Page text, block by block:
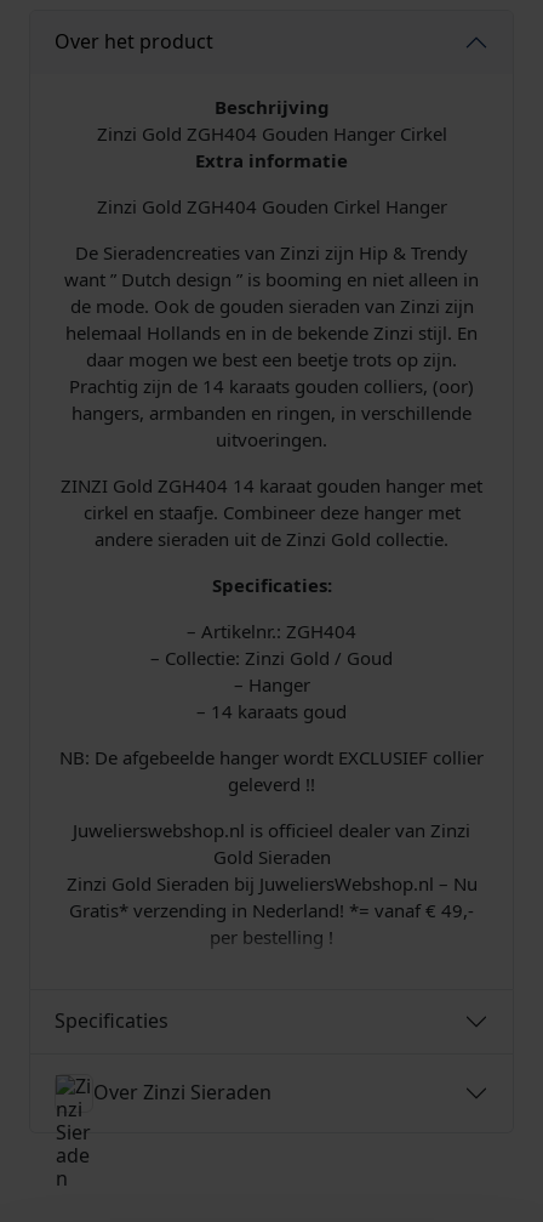
G
d
r
e
l
a
a
n
t
a
Over het product
Beschrijving
Zinzi Gold ZGH404 Gouden Hanger Cirkel
Extra informatie
Zinzi Gold ZGH404 Gouden Cirkel Hanger
De Sieradencreaties van Zinzi zijn Hip & Trendy
want ” Dutch design ” is booming en niet alleen in
de mode. Ook de gouden sieraden van Zinzi zijn
helemaal Hollands en in de bekende Zinzi stijl. En
daar mogen we best een beetje trots op zijn.
Prachtig zijn de 14 karaats gouden colliers, (oor)
hangers, armbanden en ringen, in verschillende
uitvoeringen.
ZINZI Gold ZGH404 14 karaat gouden hanger met
cirkel en staafje. Combineer deze hanger met
andere sieraden uit de Zinzi Gold collectie.
Specificaties:
– Artikelnr.: ZGH404
– Collectie: Zinzi Gold / Goud
– Hanger
– 14 karaats goud
NB: De afgebeelde hanger wordt EXCLUSIEF collier
geleverd !!
Juwelierswebshop.nl is officieel dealer van Zinzi
Gold Sieraden
Zinzi Gold Sieraden bij JuweliersWebshop.nl – Nu
Gratis* verzending in Nederland! *= vanaf € 49,-
per bestelling !
Specificaties
Over Zinzi Sieraden